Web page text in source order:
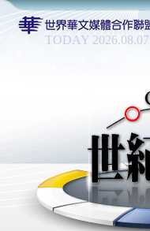
TODAY 2026.08.07